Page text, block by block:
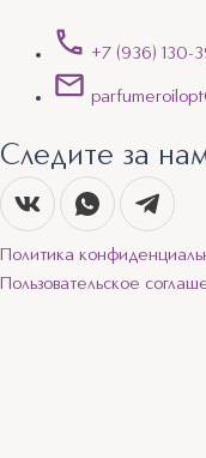
+7 (936) 130-
Следите за
Политика
Пользовательское